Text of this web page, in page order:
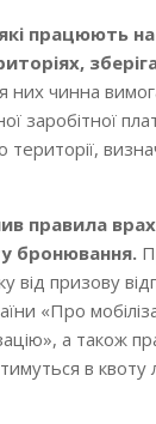
працюють на
них чинна
заробітної
правила
бронювання.
від призову
«Про
а також
в